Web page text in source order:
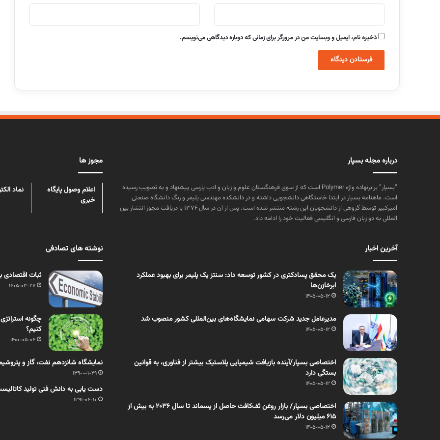
ذخیره نام، ایمیل و وبسایت من در مرورگر برای زمانی که دوباره دیدگاهی می‌نویسم.
درباره مجله بسپار
“بسپار” برابرنهاده واژه Polymer است که از سوی فرهنگستان علوم و زبان و ادب پارسی پیشنهاد و به تصویب رسیده
است. ماهنامه بسپار در ابتدا خاستگاهی دانشجویی داشته و در دانشکده مهندسی پلیمر و رنگ دانشگاه صنعتی
امیرکبیر توسط گروهی از دانشجویان این رشته منتشر شده است. پس از آن در سال ۱۳۷۶ با دریافت مجوز انتشار بین
المللی به دو زبان فارسی و انگلیسی فعالیت خود را ادامه داد.
مجوز ها
اعلام وصول پایگاه
خبری
نماد
آخرین اخبار
یک محقق پسادکتری در کشور توسعه داد: سنتز یک پلیمر برای بهبود عملکرد
ابرخازن‌ها
1405-05-12
مدیرعامل جدید شرکت سهامی نمایشگاه‌های بین‌المللی کشور منصوب شد
1405-05-12
اختصاصی بسپار/آینده بازیافت شیمیایی پلاستیک بیشتر از فناوری، به قوانین
بستگی دارد
1405-05-12
اختصاصی بسپار/ بازار روغن تَف‌کافت حاصل از پسماند تا سال ۲۰۳۶ به بیش از
۶۱۵ میلیون دلار می‌رسد
1405-05-12
نوشته های تصادفی
ثبات اقتصادی
1405-03-27
چگونه
کنیم؟
1400-05-04
نمایشگاه شانزدهم نفت، گاز و
1390-01-29
دست یابی به دانش فنی تولید
1391-04-10